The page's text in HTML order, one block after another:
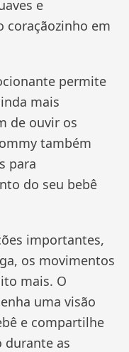
e
coraçãozinho em
permite
mais
de ouvir os
também
para
do seu bebê
importantes,
os movimentos
mais. O
uma visão
e compartilhe
durante as